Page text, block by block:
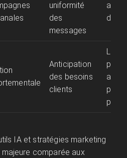
uniformité
des
messages
des
Anticipation
des besoins
clients
profil
IA et stratégies marketing
comparée aux